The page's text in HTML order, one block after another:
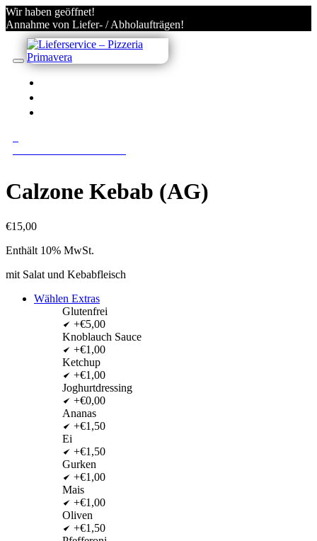
Wir haben geöffnet!
Annahme von Liefer- / Abholaufträgen!
Calzone Kebab (AG)
€15,00
Enthält 10% MwSt.
mit Salat und Kebabfleisch
Wählen Extras
Glutenfrei
+€5,00
Knoblauch Sauce
+€1,00
Ketchup
+€1,00
Joghurtdressing
+€0,00
Ananas
+€1,50
Ei
+€1,50
Gurken
+€1,00
Mais
+€1,00
Oliven
+€1,50